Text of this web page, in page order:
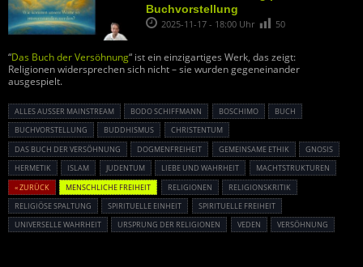
Buchvorstellung
2025-11-17 - 18:00 Uhr 50
“Das Buch der Versöhnung“ ist ein einzigartiges Werk, das zeigt:
Religionen widersprechen sich nicht – sie wurden gegeneinander
ausgespielt.
ALLES AUSSER MAINSTREAM BODO SCHIFFMANN BOSCHIMO
BUCH
BUCHVORSTELLUNG
BUDDHISMUS
CHRISTENTUM
DAS BUCH DER VERSÖHNUNG
DOGMENFREIHEIT GEMEINSAME ETHIK
GNOSIS
HERMETIK
ISLAM JUDENTUM LIEBE UND WAHRHEIT
MACHTSTRUKTUREN
« ZURÜCK
MENSCHLICHE FREIHEIT RELIGIONEN
RELIGIONSKRITIK
RELIGIÖSE SPALTUNG
SPIRITUELLE EINHEIT
SPIRITUELLE FREIHEIT
UNIVERSELLE WAHRHEIT
URSPRUNG DER RELIGIONEN VEDEN VERSÖHNUNG